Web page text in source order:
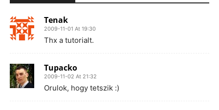
Tenak
2009-11-01 At 19:30
Thx a tutorialt.
Tupacko
2009-11-02 At 21:32
Orulok, hogy tetszik :)